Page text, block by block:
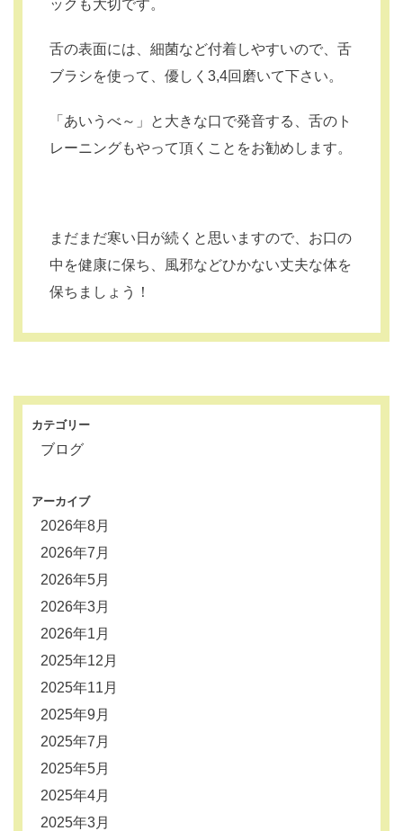
ックも大切です。
舌の表面には、細菌など付着しやすいので、舌
ブラシを使って、優しく3,4回磨いて下さい。
「あいうべ～」と大きな口で発音する、舌のト
レーニングもやって頂くことをお勧めします。
まだまだ寒い日が続くと思いますので、お口の
中を健康に保ち、風邪などひかない丈夫な体を
保ちましょう！
カテゴリー
ブログ
アーカイブ
2026年8月
2026年7月
2026年5月
2026年3月
2026年1月
2025年12月
2025年11月
2025年9月
2025年7月
2025年5月
2025年4月
2025年3月